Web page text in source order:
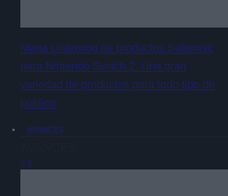
Mega Unboxing de productos Subsonic
para Nintendo Switch 2. Una gran
variedad de productos para todo tipo de
público
AVANCES